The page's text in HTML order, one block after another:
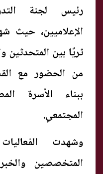
رئيس لجنة
الإعلاميين، حيث
ثريًا بين
من الحضور مع
ببناء الأسرة
المجتمعي.
وشهدت
المتخصصين